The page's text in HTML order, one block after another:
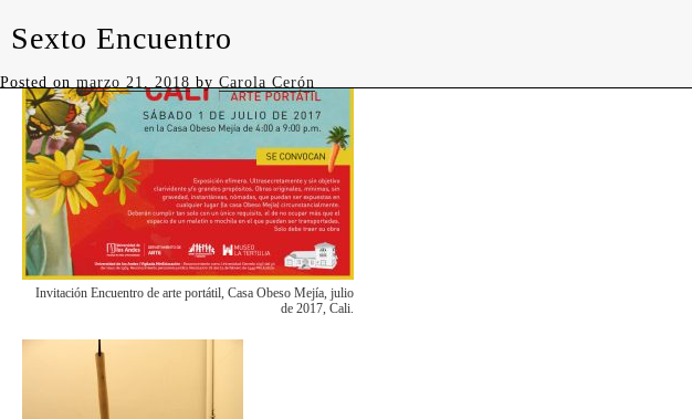
Sexto Encuentro
Posted on marzo 21, 2018 by Carola Cerón
Invitación Encuentro de arte portátil, Casa Obeso Mejía, julio
de 2017, Cali.